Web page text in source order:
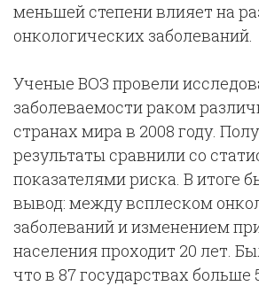
меньшей степени влияет на
онкологических заболеваний.
Ученые ВОЗ провели
заболеваемости раком
странах мира в 2008 году.
результаты сравнили со
показателями риска. В итоге
вывод: между всплеском
заболеваний и изменением
населения проходит 20 лет.
что в 87 государствах больше